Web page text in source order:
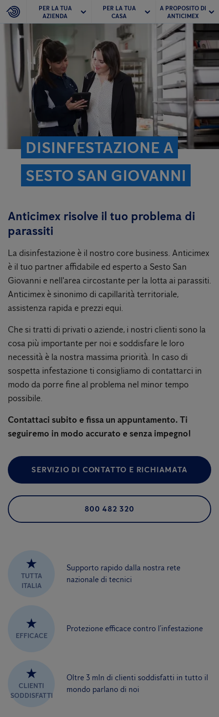
PER LA TUA
AZIENDA
PER LA TUA
CASA
A PROPOSITO DI
ANTICIMEX
DISINFESTAZIONE A
SESTO SAN GIOVANNI
Anticimex risolve il tuo problema di
parassiti
La disinfestazione è il nostro core business. Anticimex
è il tuo partner affidabile ed esperto a Sesto San
Giovanni e nell'area circostante per la lotta ai parassiti.
Anticimex è sinonimo di capillarità territoriale,
assistenza rapida e prezzi equi.
Che si tratti di privati ​​o aziende, i nostri clienti sono la
cosa più importante per noi e soddisfare le loro
necessità è la nostra massima priorità. In caso di
sospetta infestazione ti consigliamo di contattarci in
modo da porre fine al problema nel minor tempo
possibile.
Contattaci subito e fissa un appuntamento. Ti
seguiremo in modo accurato e senza impegno!
SERVIZIO DI CONTATTO E RICHIAMATA
800 482 320
★
TUTTA
ITALIA
Supporto rapido dalla nostra rete
nazionale di tecnici
★
EFFICACE
Protezione efficace contro l’infestazione
★
CLIENTI
SODDISFATTI
Oltre 3 mln di clienti soddisfatti in tutto il
mondo parlano di noi